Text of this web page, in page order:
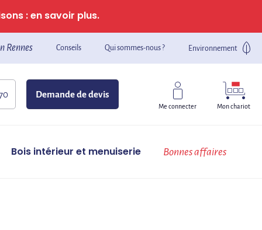
: en savoir plus.
Rennes Conseils Qui sommes-nous ? Environnement
Demande de devis
Me connecter Mon chariot
Bois intérieur et menuiserie Bonnes affaires